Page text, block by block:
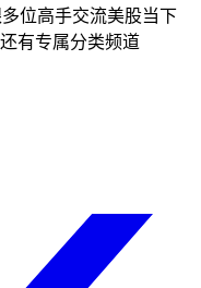
位高手交流美股当下
有专属分类频道